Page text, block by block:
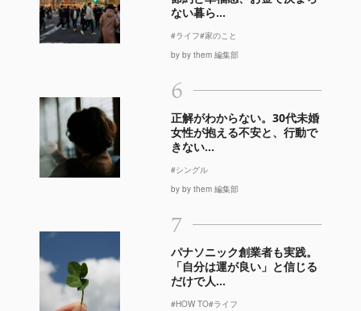
ない暮ら...
#ライフ#家のこと
by by them 編集部
6
正解がわからない。30代未婚
女性が抱える不安と、行動で
きない...
#シングル
by by them 編集部
7
パナソニック創業者も実践。
「自分は運が良い」と信じる
だけで人...
#HOW TO#ライフ